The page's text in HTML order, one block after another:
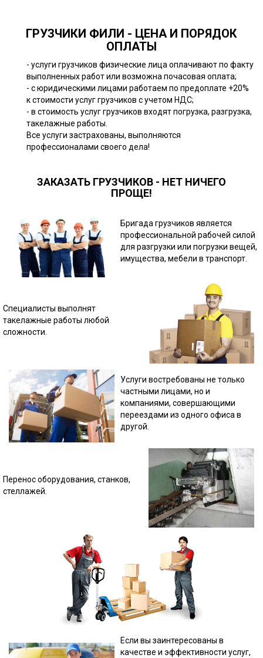
ГРУЗЧИКИ ФИЛИ - ЦЕНА И ПОРЯДОК
ОПЛАТЫ
- услуги грузчиков физические лица оплачивают по факту
выполненных работ или возможна почасовая оплата;
- с юридическими лицами работаем по предоплате +20%
к стоимости услуг грузчиков с учетом НДС;
- в стоимость услуг грузчиков входят погрузка, разгрузка,
такелажные работы.
Все услуги застрахованы, выполняются
профессионалами своего дела!
ЗАКАЗАТЬ ГРУЗЧИКОВ - НЕТ НИЧЕГО
ПРОЩЕ!
Бригада грузчиков является
профессиональной рабочей силой
для разгрузки или погрузки вещей,
имущества, мебели в транспорт.
Специалисты выполнят
такелажные работы любой
сложности.
Услуги востребованы не только
частными лицами, но и
компаниями, совершающими
переездами из одного офиса в
другой.
Перенос оборудования, станков,
стеллажей.
Если вы заинтересованы в
качестве и эффективности услуг,